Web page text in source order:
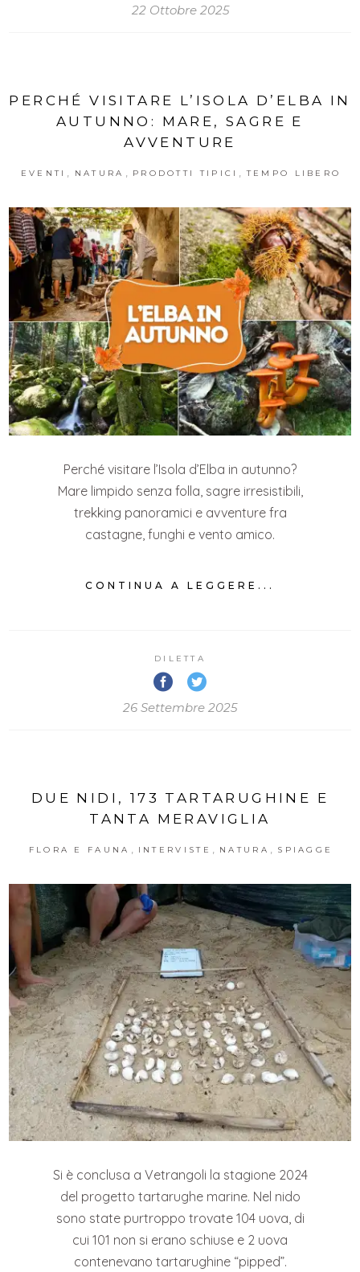
22 Ottobre 2025
PERCHÉ VISITARE L’ISOLA D’ELBA IN
AUTUNNO: MARE, SAGRE E
AVVENTURE
EVENTI NATURA PRODOTTI TIPICI TEMPO LIBERO
Perché visitare l’Isola d’Elba in autunno?
Mare limpido senza folla, sagre irresistibili,
trekking panoramici e avventure fra
castagne, funghi e vento amico.
CONTINUA A LEGGERE...
DILETTA
26 Settembre 2025
DUE NIDI, 173 TARTARUGHINE E
TANTA MERAVIGLIA
FLORA E FAUNA INTERVISTE NATURA SPIAGGE
Si è conclusa a Vetrangoli la stagione 2024
del progetto tartarughe marine. Nel nido
sono state purtroppo trovate 104 uova, di
cui 101 non si erano schiuse e 2 uova
contenevano tartarughine “pipped”.